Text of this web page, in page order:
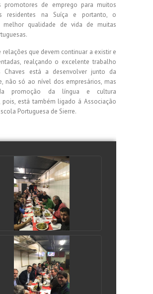
promotores de emprego para muitos
residentes na Suíça e portanto, o
melhor qualidade de vida de muitas
relações que devem continuar a existir e
realçando o excelente trabalho
Chaves está a desenvolver junto da
não só ao nível dos empresários, mas
promoção da língua e cultura
pois, está também ligado á Associação
Portuguesa de Sierre.